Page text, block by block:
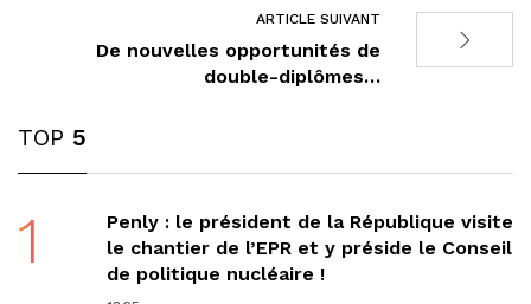
ARTICLE SUIVANT
De nouvelles opportunités de
double-diplômes…
TOP 5
1
Penly : le président de la République visite
le chantier de l’EPR et y préside le Conseil
de politique nucléaire !